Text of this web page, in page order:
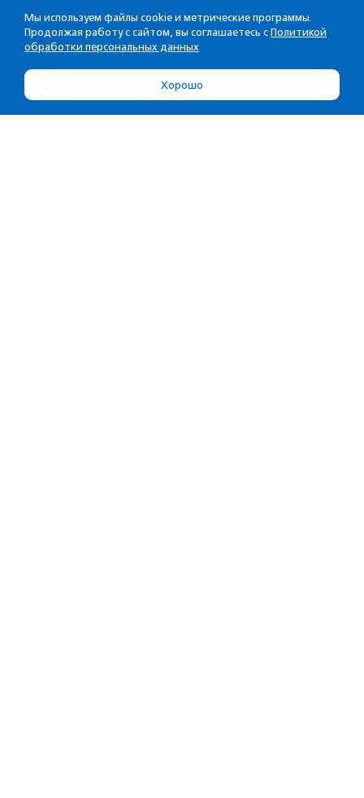
Мы используем файлы cookie и метрические программы.
Продолжая работу с сайтом, вы соглашаетесь с Политикой
обработки персональных данных
Хорошо